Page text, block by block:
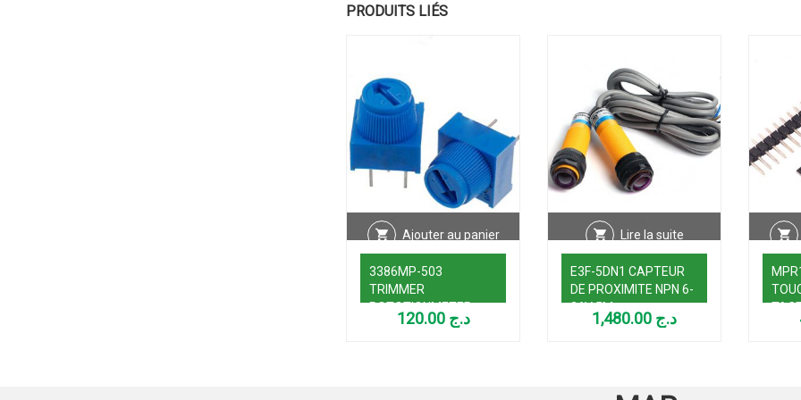
PRODUITS LIÉS
Ajouter au panier
3386MP-503
TRIMMER
POTOTIONMETER
د.ج 120.00
Lire la suite
E3F-5DN1 CAPTEUR
DE PROXIMITE NPN 6-
36V 5M
د.ج